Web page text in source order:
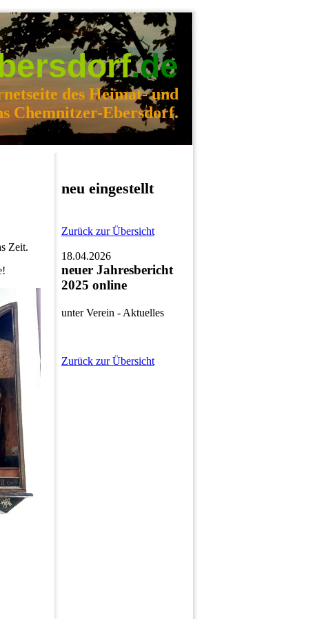
.de
des Heimat- und
Chemnitzer-Ebersdorf.
Zeit.
neu eingestellt
Zurück zur Übersicht
18.04.2026
neuer Jahresbericht
2025 online
unter Verein - Aktuelles
Zurück zur Übersicht